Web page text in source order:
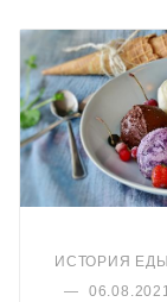
ИСТОРИЯ ЕДЫ
—